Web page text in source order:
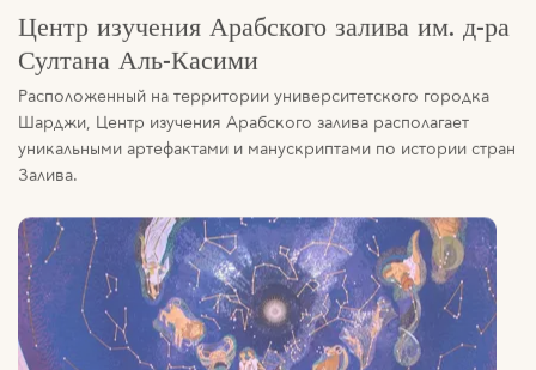
Расположенный на территории университетского городка
Шарджи, Центр изучения Арабского залива располагает
уникальными артефактами и манускриптами по истории стран
Залива.